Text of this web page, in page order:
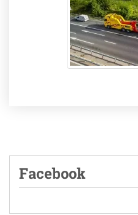
Facebook